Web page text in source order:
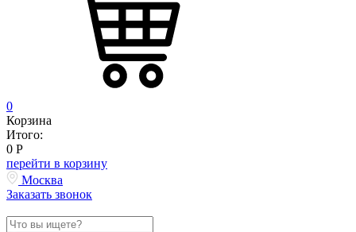
0
Корзина
Итого:
0 Р
перейти в корзину
Москва
Заказать звонок